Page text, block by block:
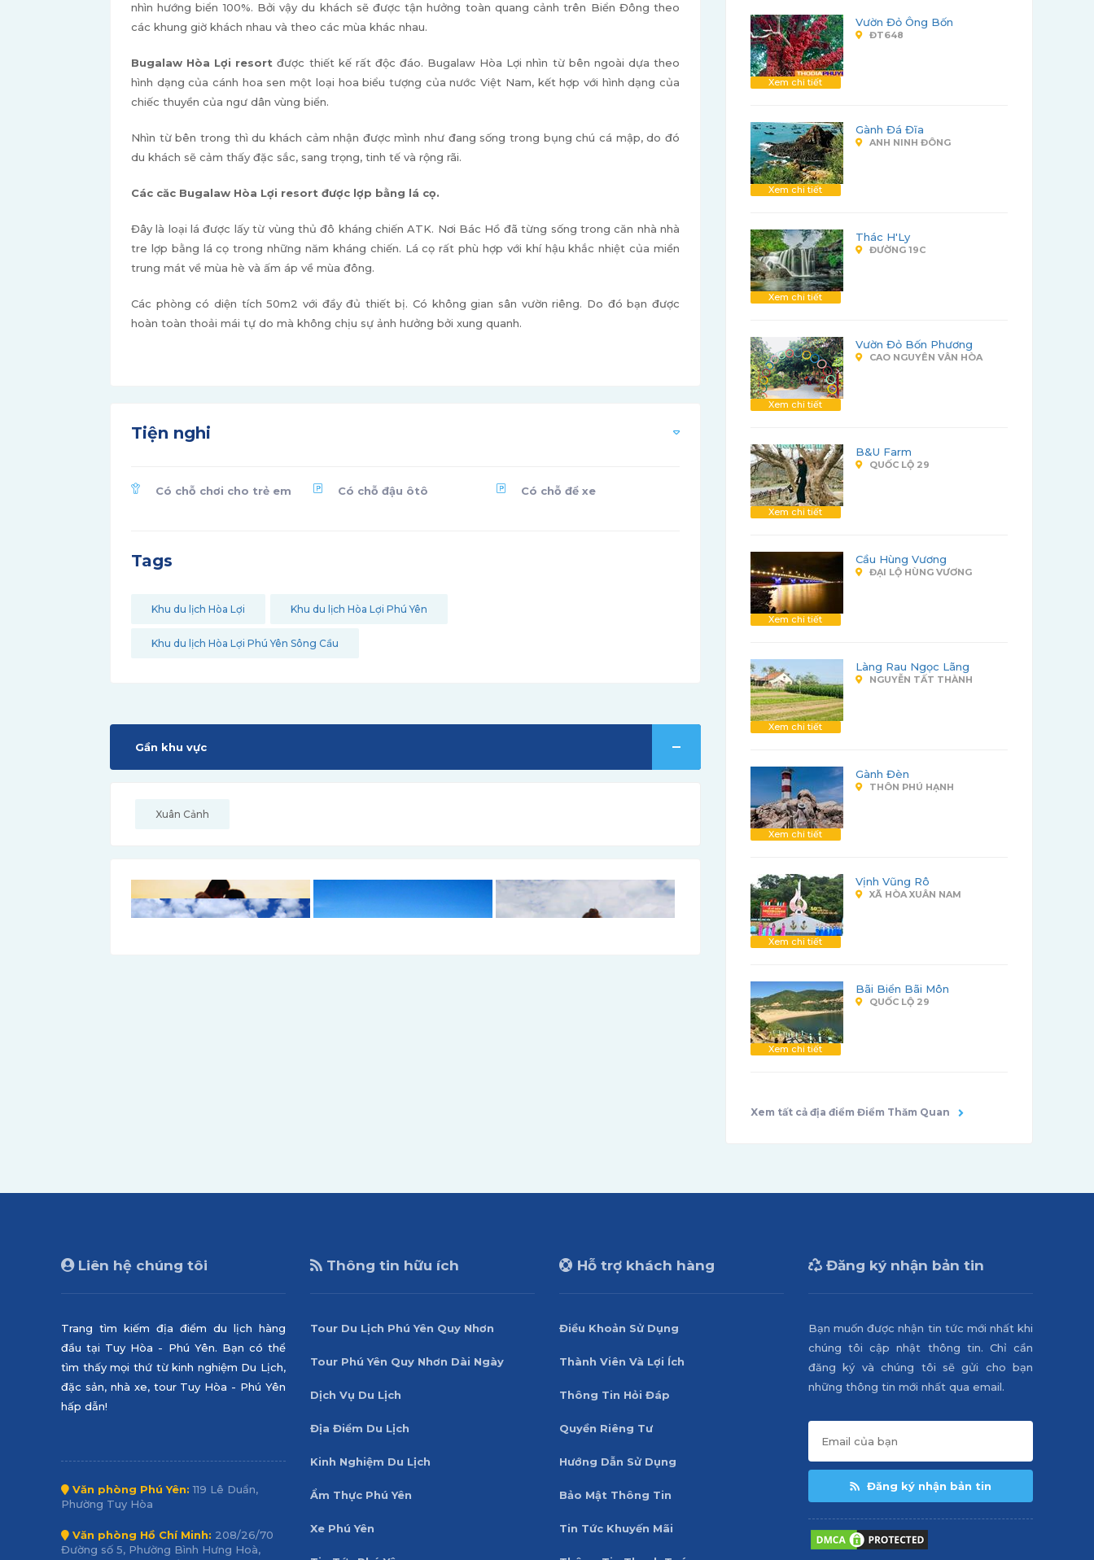
nhìn hướng biển 100%. Bởi vậy du khách sẽ được tận hưởng toàn quang cảnh trên Biển Đông theo
các khung giờ khách nhau và theo các mùa khác nhau.
Bugalaw Hòa Lợi resort được thiết kế rất độc đáo. Bugalaw Hòa Lợi nhìn từ bên ngoài dựa theo
hình dạng của cánh hoa sen một loại hoa biểu tượng của nước Việt Nam, kết hợp với hình dạng của
chiếc thuyền của ngư dân vùng biển.
Nhìn từ bên trong thì du khách cảm nhận được mình như đang sống trong bụng chú cá mập, do đó
du khách sẽ cảm thấy đặc sắc, sang trọng, tinh tế và rộng rãi.
Các căc Bugalaw Hòa Lợi resort được lợp bằng lá cọ.
Đây là loại lá được lấy từ vùng thủ đô kháng chiến ATK. Nơi Bác Hồ đã từng sống trong căn nhà nhà
tre lợp bằng lá cọ trong những năm kháng chiến. Lá cọ rất phù hợp với khí hậu khắc nhiệt của miền
trung mát về mùa hè và ấm áp về mùa đông.
Các phòng có diện tích 50m2 với đầy đủ thiết bị. Có không gian sân vườn riêng. Do đó bạn được
hoàn toàn thoải mái tự do mà không chịu sự ảnh hưởng bởi xung quanh.
Tiện nghi
Có chỗ chơi cho trẻ em Có chỗ đậu ôtô Có chỗ để xe
Tags
Khu du lịch Hòa Lợi Khu du lịch Hòa Lợi Phú Yên
Khu du lịch Hòa Lợi Phú Yên Sông Cầu
Gần khu vực
Xuân Cảnh
Xem chi tiết
Vườn Đỏ Ông Bốn
ĐT648
Xem chi tiết
Gành Đá Đĩa
ANH NINH ĐÔNG
Xem chi tiết
Thác H'Ly
ĐƯỜNG 19C
Xem chi tiết
Vườn Đỏ Bốn Phương
CAO NGUYÊN VÂN HÒA
Xem chi tiết
B&U Farm
QUỐC LỘ 29
Xem chi tiết
Cầu Hùng Vương
ĐẠI LỘ HÙNG VƯƠNG
Xem chi tiết
Làng Rau Ngọc Lãng
NGUYỄN TẤT THÀNH
Xem chi tiết
Gành Đèn
THÔN PHÚ HẠNH
Xem chi tiết
Vịnh Vũng Rô
XÃ HÒA XUÂN NAM
Xem chi tiết
Bãi Biển Bãi Môn
QUỐC LỘ 29
Xem tất cả địa điểm Điểm Thăm Quan
Liên hệ chúng tôi
Trang tìm kiếm địa điểm du lịch hàng
đầu tại Tuy Hòa - Phú Yên. Bạn có thể
tìm thấy mọi thứ từ kinh nghiệm Du Lịch,
đặc sản, nhà xe, tour Tuy Hòa - Phú Yên
hấp dẫn!
Văn phòng Phú Yên: 119 Lê Duẩn,
Phường Tuy Hòa
Văn phòng Hồ Chí Minh: 208/26/70
Đường số 5, Phường Bình Hưng Hoà,
Thông tin hữu ích
Tour Du Lịch Phú Yên Quy Nhơn
Tour Phú Yên Quy Nhơn Dài Ngày
Dịch Vụ Du Lịch
Địa Điểm Du Lịch
Kinh Nghiệm Du Lịch
Ẩm Thực Phú Yên
Xe Phú Yên
Hỗ trợ khách hàng
Điều Khoản Sử Dụng
Thành Viên Và Lợi Ích
Thông Tin Hỏi Đáp
Quyền Riêng Tư
Hướng Dẫn Sử Dụng
Bảo Mật Thông Tin
Tin Tức Khuyến Mãi
Đăng ký nhận bản tin
Bạn muốn được nhận tin tức mới nhất khi
chúng tôi cập nhật thông tin. Chỉ cần
đăng ký và chúng tôi sẽ gửi cho bạn
những thông tin mới nhất qua email.
Đăng ký nhận bản tin